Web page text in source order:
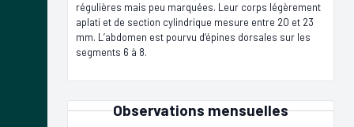
régulières mais peu marquées. Leur corps légèrement
aplati et de section cylindrique mesure entre 20 et 23
mm. L’abdomen est pourvu d‘épines dorsales sur les
segments 6 à 8.
Observations mensuelles